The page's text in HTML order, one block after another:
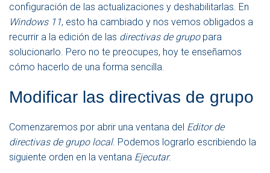
configuración de las actualizaciones y deshabilitarlas. En
Windows 11, esto ha cambiado y nos vemos obligados a
recurrir a la edición de las directivas de grupopara
solucionarlo. Pero no te preocupes, hoy te enseñamos
cómo hacerlo de una forma sencilla.
Modificar las directivas de grupo
Comenzaremos por abrir una ventana del Editor de
directivas de grupo local. Podemos lograrlo escribiendo la
siguiente orden en la ventana Ejecutar: